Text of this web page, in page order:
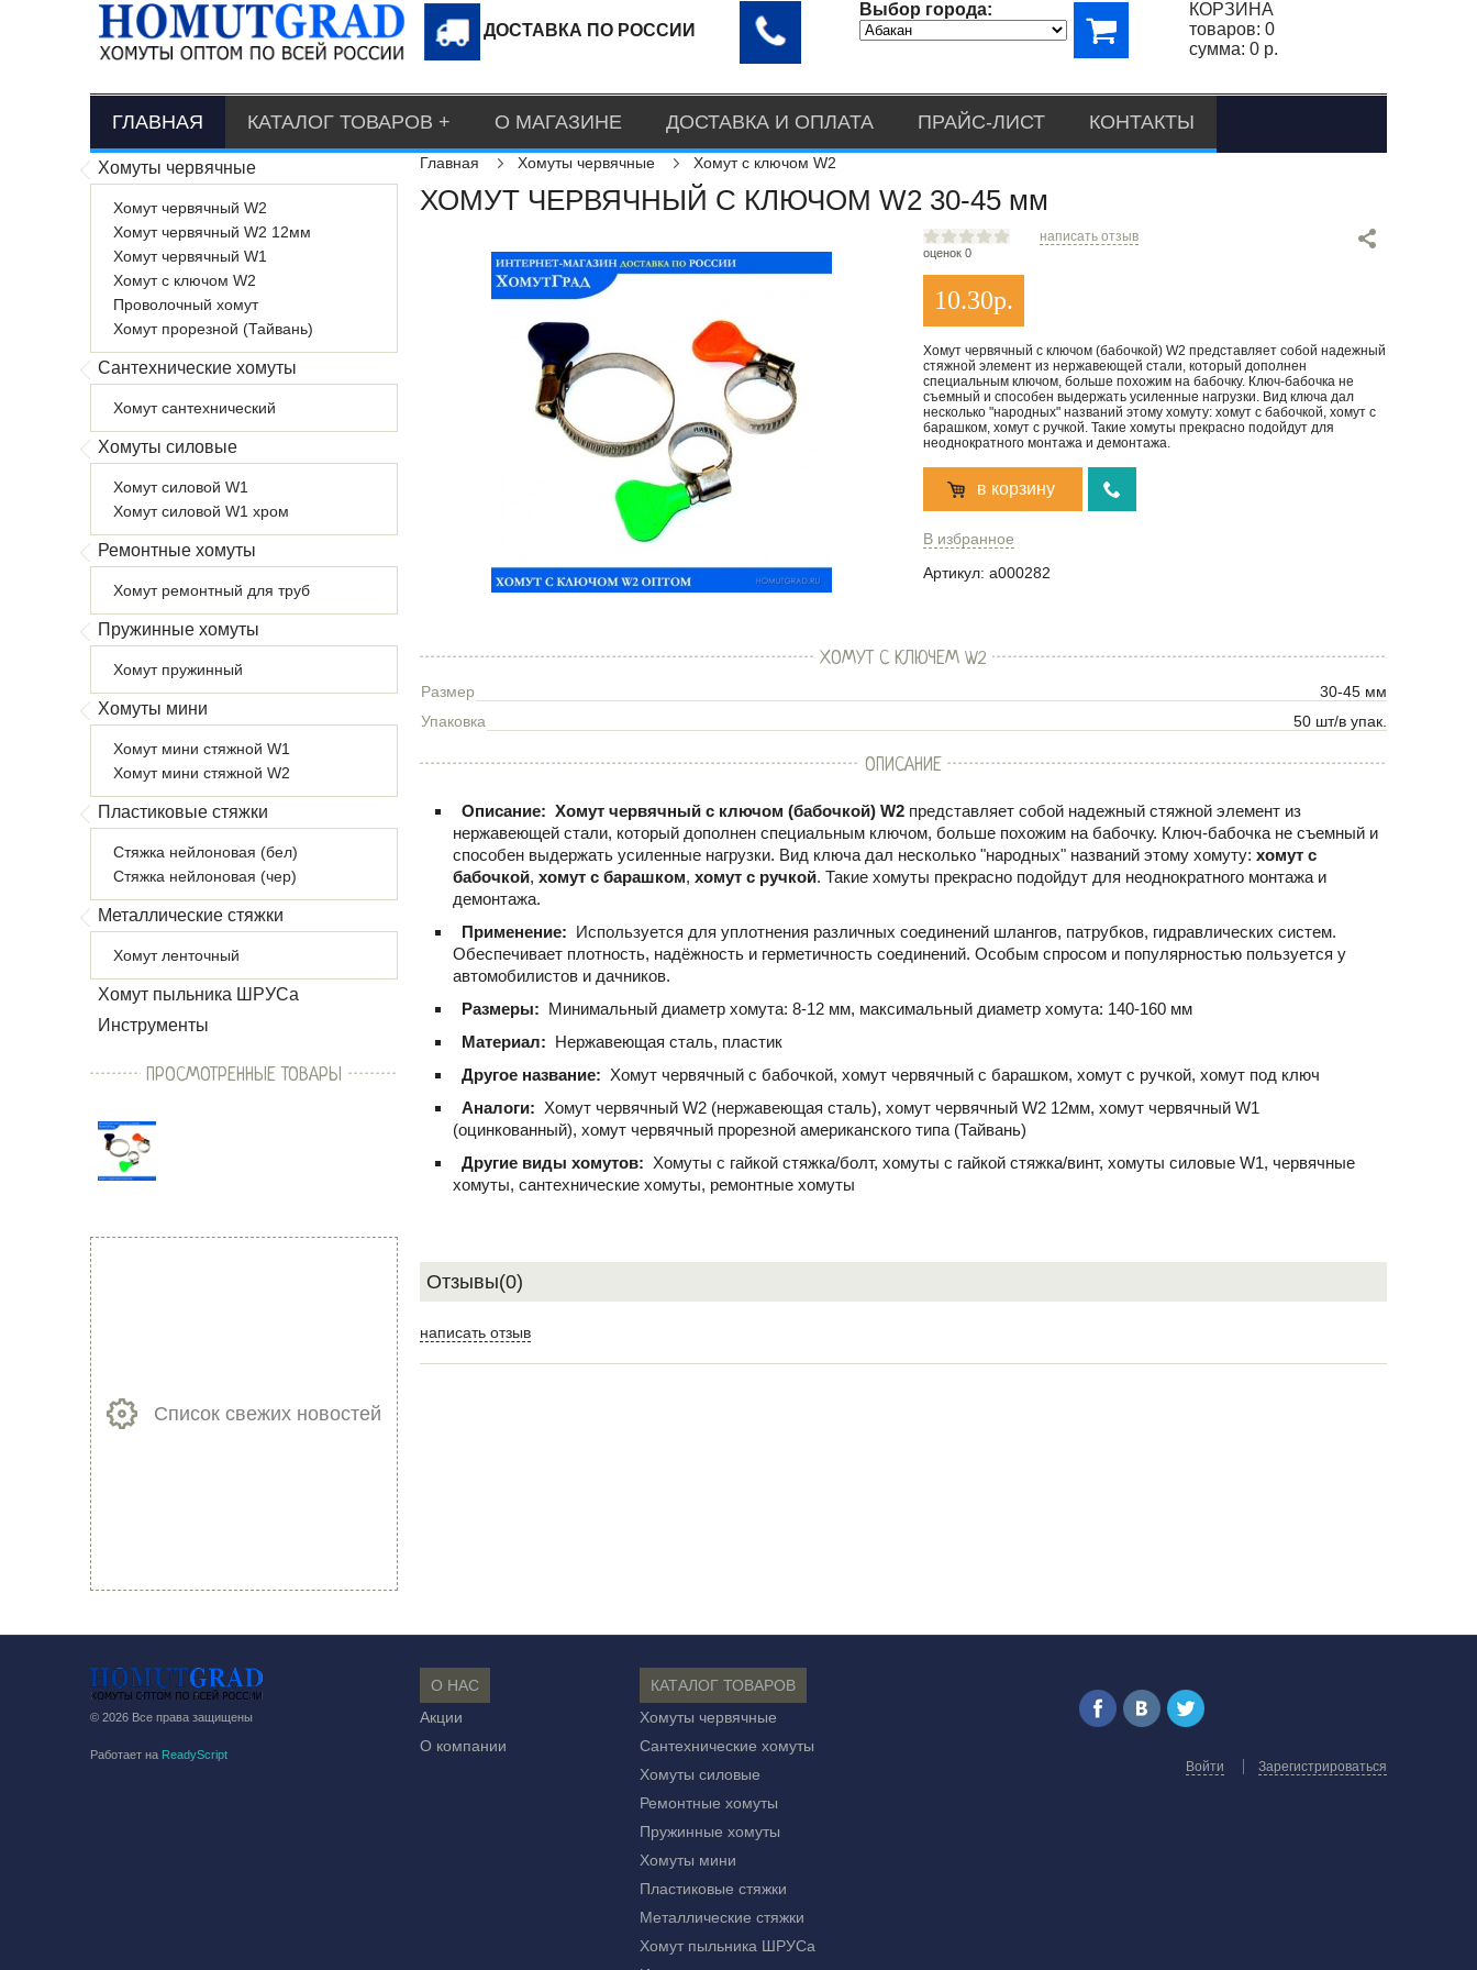
ДОСТАВКА ПО РОССИИ
Выбор города:
КОРЗИНА
товаров: 0
сумма: 0 р.
ГЛАВНАЯ КАТАЛОГ ТОВАРОВ О МАГАЗИНЕ ДОСТАВКА И ОПЛАТА ПРАЙС-ЛИСТ КОНТАКТЫ
Хомуты червячные
Хомут червячный W2
Хомут червячный W2 12мм
Хомут червячный W1
Хомут с ключом W2
Проволочный хомут
Хомут прорезной (Тайвань)
Сантехнические хомуты
Хомут сантехнический
Хомуты силовые
Хомут силовой W1
Хомут силовой W1 хром
Ремонтные хомуты
Хомут ремонтный для труб
Пружинные хомуты
Хомут пружинный
Хомуты мини
Хомут мини стяжной W1
Хомут мини стяжной W2
Пластиковые стяжки
Стяжка нейлоновая (бел)
Стяжка нейлоновая (чер)
Металлические стяжки
Хомут ленточный
Хомут пыльника ШРУСа
Инструменты
Главная Хомуты червячные Хомут с ключом W2
ХОМУТ ЧЕРВЯЧНЫЙ С КЛЮЧОМ W2 30-45 мм
оценок 0
написать отзыв
10.30р.
Хомут червячный с ключом (бабочкой) W2 представляет собой надежный
стяжной элемент из нержавеющей стали, который дополнен
специальным ключом, больше похожим на бабочку. Ключ-бабочка не
съемный и способен выдержать усиленные нагрузки. Вид ключа дал
несколько "народных" названий этому хомуту: хомут с бабочкой, хомут с
барашком, хомут с ручкой. Такие хомуты прекрасно подойдут для
неоднократного монтажа и демонтажа.
в корзину
В избранное
Артикул: a000282
ХОМУТ С КЛЮЧЕМ W2
Размер
30-45 мм
Упаковка
50 шт/в упак.
ОПИСАНИЕ
Описание: Хомут червячный с ключом (бабочкой) W2 представляет собой надежный стяжной элемент из
нержавеющей стали, который дополнен специальным ключом, больше похожим на бабочку. Ключ-бабочка не съемный и
способен выдержать усиленные нагрузки. Вид ключа дал несколько "народных" названий этому хомуту: хомут с
бабочкой, хомут с барашком, хомут с ручкой. Такие хомуты прекрасно подойдут для неоднократного монтажа и
демонтажа.
Применение: Используется для уплотнения различных соединений шлангов, патрубков, гидравлических систем.
Обеспечивает плотность, надёжность и герметичность соединений. Особым спросом и популярностью пользуется у
автомобилистов и дачников.
Размеры: Минимальный диаметр хомута: 8-12 мм, максимальный диаметр хомута: 140-160 мм
Материал: Нержавеющая сталь, пластик
Другое название: Хомут червячный с бабочкой, хомут червячный с барашком, хомут с ручкой, хомут под ключ
Аналоги: Хомут червячный W2 (нержавеющая сталь), хомут червячный W2 12мм, хомут червячный W1
(оцинкованный), хомут червячный прорезной американского типа (Тайвань)
Другие виды хомутов: Хомуты с гайкой стяжка/болт, хомуты с гайкой стяжка/винт, хомуты силовые W1, червячные
хомуты, сантехнические хомуты, ремонтные хомуты
Отзывы(0)
написать отзыв
ПРОСМОТРЕННЫЕ ТОВАРЫ
Список свежих новостей
© 2026 Все права защищены
Работает на ReadyScript
О НАС
Акции
О компании
КАТАЛОГ ТОВАРОВ
Хомуты червячные
Сантехнические хомуты
Хомуты силовые
Ремонтные хомуты
Пружинные хомуты
Хомуты мини
Пластиковые стяжки
Металлические стяжки
Хомут пыльника ШРУСа
Войти Зарегистрироваться